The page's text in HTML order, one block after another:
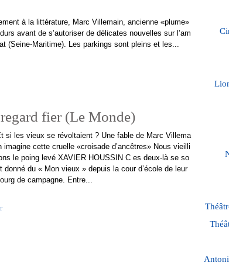
à la littérature, Marc Villemain, ancienne «plume»
avant de s’autoriser de délicates nouvelles sur l’am
(Seine-Maritime). Les parkings sont pleins et les...
fier (Le Monde)
si les vieux se révoltaient ? Une fable de Marc Villema
imagine cette cruelle «croisade d’ancêtres» Nous vieilli
le poing levé XAVIER HOUSSIN C es deux-là se so
donné du « Mon vieux » depuis la cour d’école de leur
de campagne. Entre...